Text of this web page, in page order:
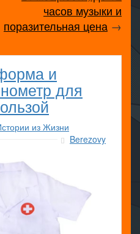
часов музыки и
поразительная цена →
и
для
из Жизни
Berezovy